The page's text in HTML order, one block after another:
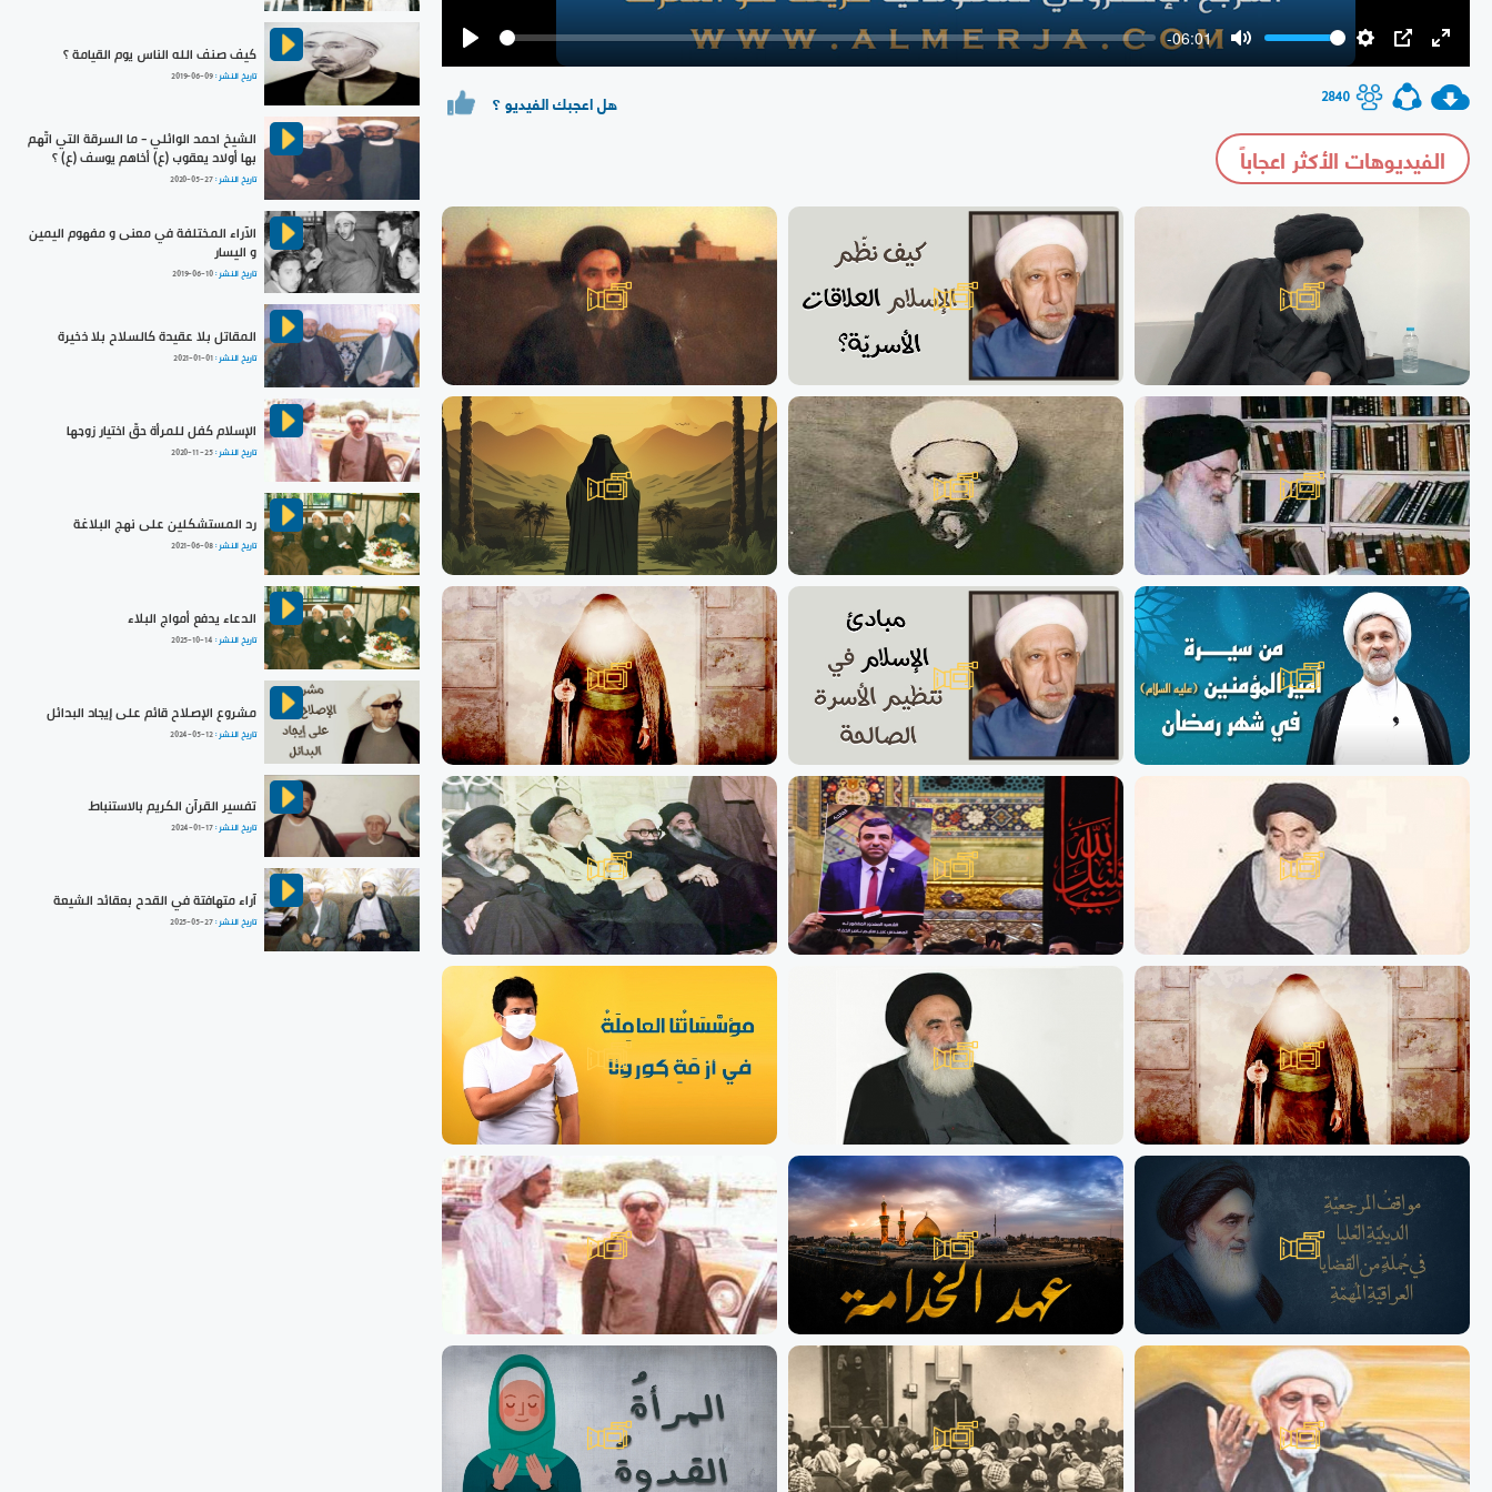
-06:01
2840 هل اعجبك الفيديو ؟
الفيديوهات الأكثر اعجاباً
كيف صنف الله الناس يوم القيامة ؟
تاريخ النشر :2019-06-09
الشيخ احمد الوائلي - ما السرقة التي اتّهم
بها أولاد يعقوب (ع) أخاهم يوسف (ع) ؟
تاريخ النشر :2020-05-27
الآراء المختلفة في معنى و مفهوم اليمين
و اليسار
تاريخ النشر :2019-06-10
المقاتل بلا عقيدة كالسلاح بلا ذخيرة
تاريخ النشر :2021-01-01
الإسلام كفل للمرأة حقّ اختيار زوجها
تاريخ النشر :2020-11-25
رد المستشكلين على نهج البلاغة
تاريخ النشر :2021-06-08
الدعاء يدفع أمواج البلاء
تاريخ النشر : 2025-10-14
مشروع الإصلاح قائم على إيجاد البدائل
تاريخ النشر :2024-05-12
تفسير القرآن الكريم بالاستنباط
تاريخ النشر :2024-01-17
آراء متهافتة في القدح بعقائد الشيعة
تاريخ النشر :2025-05-27